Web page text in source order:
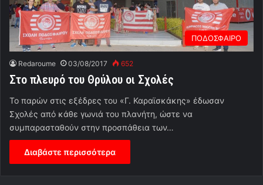
ΠΟΔΟΣΦΑΙΡΟ
Redaroume 03/08/2017 652
Στο πλευρό του Θρύλου οι Σχολές
Το παρών στις εξέδρες του «Γ. Καραϊσκάκης» έδωσαν
Σχολές από κάθε γωνιά του πλανήτη, ώστε να
συμπαρασταθούν στην προσπάθεια των…
Διαβάστε περισσότερα